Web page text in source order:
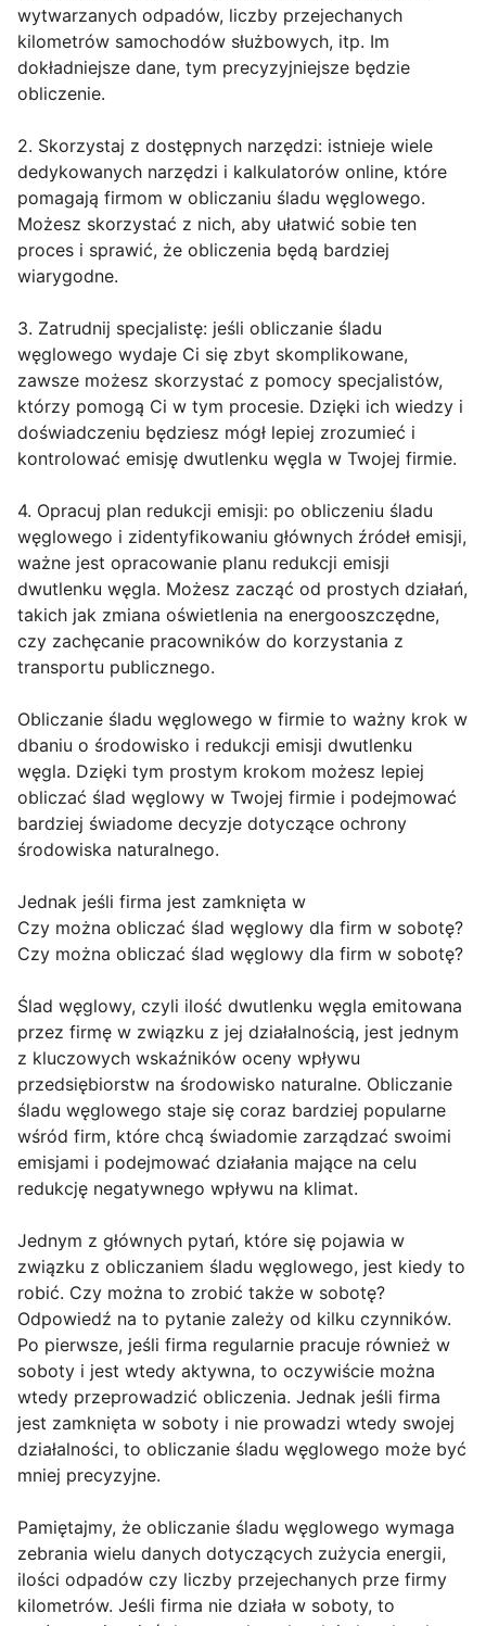
wytwarzanych odpadów, liczby przejechanych
kilometrów samochodów służbowych, itp. Im
dokładniejsze dane, tym precyzyjniejsze będzie
obliczenie.
2. Skorzystaj z dostępnych narzędzi: istnieje wiele
dedykowanych narzędzi i kalkulatorów online, które
pomagają firmom w obliczaniu śladu węglowego.
Możesz skorzystać z nich, aby ułatwić sobie ten
proces i sprawić, że obliczenia będą bardziej
wiarygodne.
3. Zatrudnij specjalistę: jeśli obliczanie śladu
węglowego wydaje Ci się zbyt skomplikowane,
zawsze możesz skorzystać z pomocy specjalistów,
którzy pomogą Ci w tym procesie. Dzięki ich wiedzy i
doświadczeniu będziesz mógł lepiej zrozumieć i
kontrolować emisję dwutlenku węgla w Twojej firmie.
4. Opracuj plan redukcji emisji: po obliczeniu śladu
węglowego i zidentyfikowaniu głównych źródeł emisji,
ważne jest opracowanie planu redukcji emisji
dwutlenku węgla. Możesz zacząć od prostych działań,
takich jak zmiana oświetlenia na energooszczędne,
czy zachęcanie pracowników do korzystania z
transportu publicznego.
Obliczanie śladu węglowego w firmie to ważny krok w
dbaniu o środowisko i redukcji emisji dwutlenku
węgla. Dzięki tym prostym krokom możesz lepiej
obliczać ślad węglowy w Twojej firmie i podejmować
bardziej świadome decyzje dotyczące ochrony
środowiska naturalnego.
Jednak jeśli firma jest zamknięta w
Czy można obliczać ślad węglowy dla firm w sobotę?
Czy można obliczać ślad węglowy dla firm w sobotę?
Ślad węglowy, czyli ilość dwutlenku węgla emitowana
przez firmę w związku z jej działalnością, jest jednym
z kluczowych wskaźników oceny wpływu
przedsiębiorstw na środowisko naturalne. Obliczanie
śladu węglowego staje się coraz bardziej popularne
wśród firm, które chcą świadomie zarządzać swoimi
emisjami i podejmować działania mające na celu
redukcję negatywnego wpływu na klimat.
Jednym z głównych pytań, które się pojawia w
związku z obliczaniem śladu węglowego, jest kiedy to
robić. Czy można to zrobić także w sobotę?
Odpowiedź na to pytanie zależy od kilku czynników.
Po pierwsze, jeśli firma regularnie pracuje również w
soboty i jest wtedy aktywna, to oczywiście można
wtedy przeprowadzić obliczenia. Jednak jeśli firma
jest zamknięta w soboty i nie prowadzi wtedy swojej
działalności, to obliczanie śladu węglowego może być
mniej precyzyjne.
Pamiętajmy, że obliczanie śladu węglowego wymaga
zebrania wielu danych dotyczących zużycia energii,
ilości odpadów czy liczby przejechanych prze firmy
kilometrów. Jeśli firma nie działa w soboty, to